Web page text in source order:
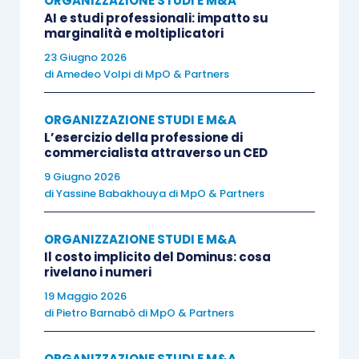
contrattuali” realizzato nel 2020, conclusosi nel
corrente anno e promosso da Confprofessioni
Veneto, ProServizi, Unione giovani dottori
commercialisti ed esperti contabili di Vicenza e
ad analizzare quelprocesso evolutivo
delle tecnologie economiche e sociali, che ha
inciso sugliaspetti organizzativi degli studi
professionali.
La parolaerrorederiva dal latino “error”, che
significa “vagare,deviare”, dunque rappresenta un
anchepositivierimettono in gioco varie
dinamichequali l’esatta trasposizione di
AI e studi professionali: impatto su
marginalità e moltiplicatori
23 Giugno 2026
diAmedeo Volpi di MpO & Partners
ORGANIZZAZIONE STUDI E M&A
L’esercizio della professione di
commercialista attraverso un CED
9 Giugno 2026
diYassine Babakhouya di MpO & Partners
ORGANIZZAZIONE STUDI E M&A
Il costo implicito del Dominus: cosa
rivelano i numeri
19 Maggio 2026
di Pietro Barnabò di MpO & Partners